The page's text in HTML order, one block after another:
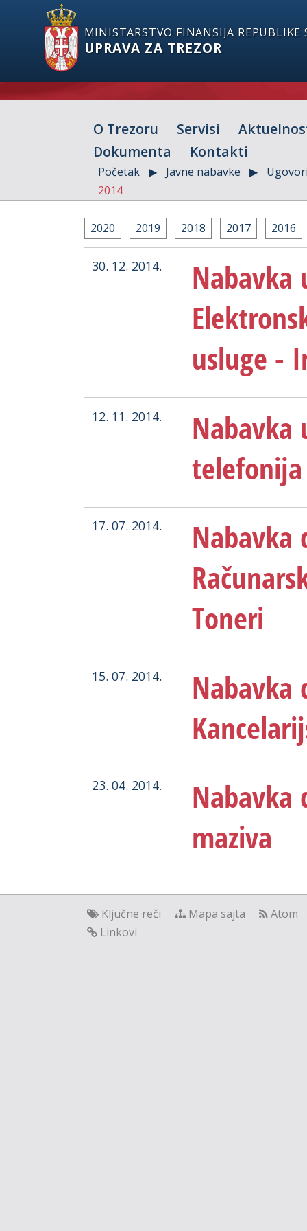
MINISTARSTVO FINANSIJA REPUBLIKE
UPRAVA ZA TREZOR
O Trezoru Servisi
Dokumenta
Kontakti
Početak Javne nabavke
2014
2020 2019 2018 2017 2016
30. 12. 2014.
Nabavka
usluge -
12. 11. 2014.
Nabavka
telefonija
17. 07. 2014.
Nabavka
Toneri
15. 07. 2014.
Nabavka
23. 04. 2014.
Nabavka
maziva
Ključne reči Mapa sajta
Atom
Linkovi